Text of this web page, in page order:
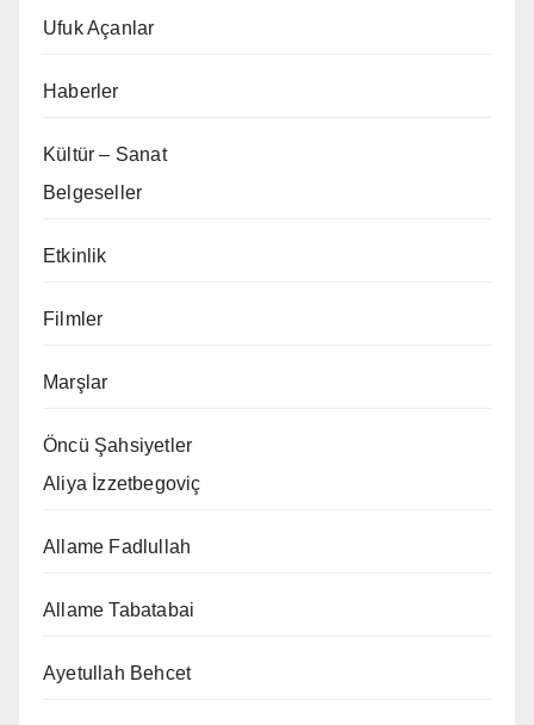
Ufuk Açanlar
Haberler
Kültür – Sanat
Belgeseller
Etkinlik
Filmler
Marşlar
Öncü Şahsiyetler
Aliya İzzetbegoviç
Allame Fadlullah
Allame Tabatabai
Ayetullah Behcet